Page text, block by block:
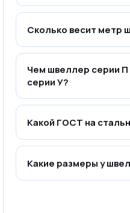
Сколько весит метр
Чем швеллер серии П
серии У?
Какой ГОСТ на
Какие размеры у